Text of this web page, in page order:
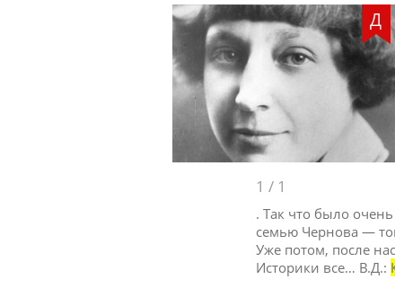
Д
1 / 1
. Так что было
семью Чернова —
Уже потом, после
Историки все… В.Д.: